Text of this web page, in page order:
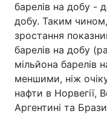
барелів на добу -
добу. Таким
зростання
барелів на добу
мільйона барелів
меншими, ніж
нафти в Норвегії,
Аргентині та